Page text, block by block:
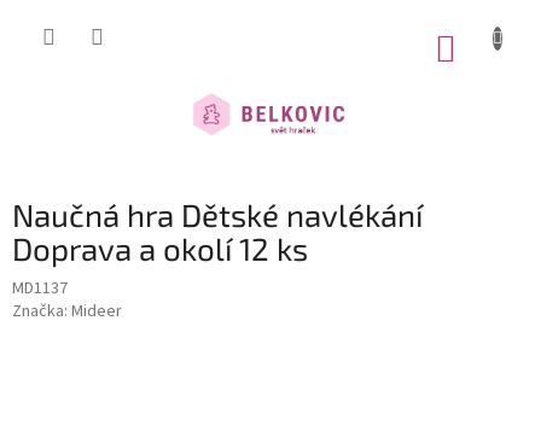
Naučná hra Dětské navlékání
Doprava a okolí 12 ks
MD1137
Značka: Mideer